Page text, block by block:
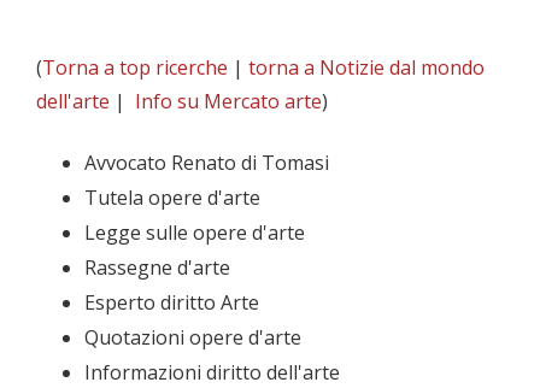
(Torna a top ricerche | torna a Notizie dal mondo
dell'arte | Info su Mercato arte)
Avvocato Renato di Tomasi
Tutela opere d'arte
Legge sulle opere d'arte
Rassegne d'arte
Esperto diritto Arte
Quotazioni opere d'arte
Informazioni diritto dell'arte